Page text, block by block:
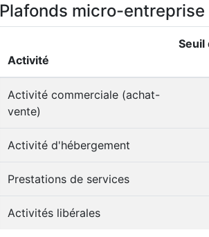
Plafonds micro-
Activité
Seuil
Activité commerciale (achat-
vente)
Activité d'hébergement
Prestations de services
Activités libérales